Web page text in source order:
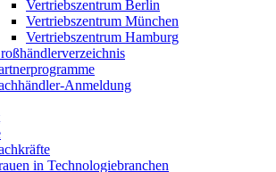
Vertriebszentrum Berlin
Vertriebszentrum München
Vertriebszentrum Hamburg
Anmeldung
in Technologiebranchen